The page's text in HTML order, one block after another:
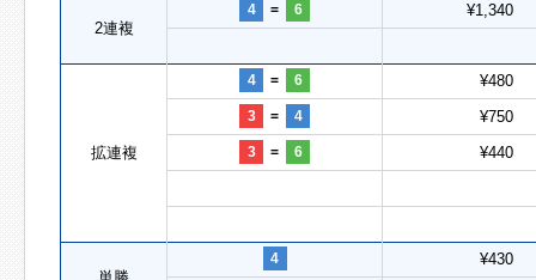
2連複
4 = 6 ¥1,340
拡連複
4 = 6 ¥480
3 = 4 ¥750
3 = 6 ¥440
4 ¥430